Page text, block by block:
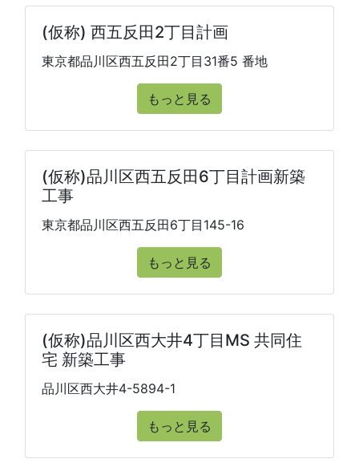
(仮称) 西五反田2丁目計画
東京都品川区西五反田2丁目31番5 番地
もっと見る
(仮称)品川区西五反田6丁目計画新築
工事
東京都品川区西五反田6丁目145-16
もっと見る
(仮称)品川区西大井4丁目MS 共同住
宅 新築工事
品川区西大井4-5894-1
もっと見る